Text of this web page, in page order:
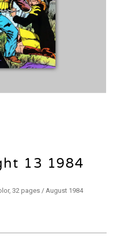
13 1984
32 pages / August 1984